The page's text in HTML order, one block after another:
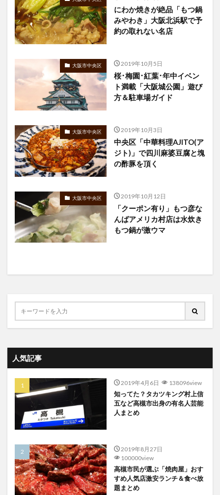
にわか焼きが絶品「もつ鍋
みやわき」大阪北浜駅で予
約の取れない名店
大阪市中央区 2019年10月5日
桜･梅園･紅葉･年中イベン
ト満載「大阪城公園」遊び
方＆駐車場ガイド
大阪市中央区 2019年10月3日
中央区「中華料理AJITO(ア
ジト)」で四川麻婆豆腐と塊
の酢豚を頂く
大阪市中央区 2019年10月12日
「クーポン有り」もつ彦な
んばアメリカ村店は水炊き
もつ鍋が激ウマ
人気記事
2019年4月6日 138096view
知ってた？タカツキング村上信
五など高槻市出身の有名人芸能
人まとめ
2019年8月27日
100000view
高槻市民が選ぶ「焼肉屋」おす
すめ人気店激安ランチ＆食べ放
題まとめ